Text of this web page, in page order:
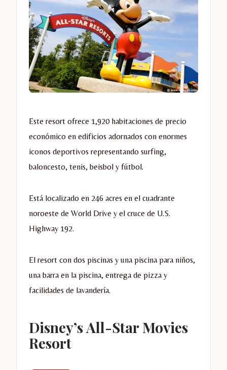
Este resort ofrece 1,920 habitaciones de precio
económico en edificios adornados con enormes
iconos deportivos representando surfing,
baloncesto, tenis, beisbol y fútbol.
Está localizado en 246 acres en el cuadrante
noroeste de World Drive y el cruce de U.S.
Highway 192.
El resort con dos piscinas y una piscina para niños,
una barra en la piscina, entrega de pizza y
facilidades de lavandería.
Disney’s All-Star Movies
Resort